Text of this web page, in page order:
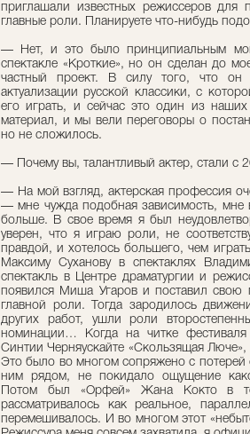
приглашали известных режиссеров для
главные роли. Планируете что-нибудь
— Нет, и это было принципиальным
спектакле «Кроткие», но он сделан до
частный проект. В силу того, что он
актуализации русской классики, с
его играть, и сейчас это один из
материал, и мы вели переговоры о
но не сложилось.
— Почему вы, талантливый актер, стали с
— На мой взгляд, актерская профессия
— мне чужда подобная зависимость, мне
больше. В свое время я был
уверен, что я играю роли, не
правдой, и хотелось большего, чем
Максиму Суханову в спектаклях
спектакль в Центре драматургии и
появился Миша Угаров и поставил свою
главной роли. Тогда зародилось
других работ, ушли роли
номинации… Когда на читке
Синтии Черняускайте «Скользящая
Это было во многом сопряжено с
ним рядом, не покидало ощущение
Потом был «Орфей» Жана Кокто в
рассматривалось как реальное,
перемешивалось. И во многом этот